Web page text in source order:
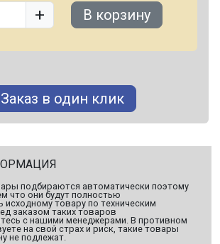
+ В корзину
Заказ в один клик
подбираются автоматически поэтому
что они будут полностью
исходному товару по техническим
заказом таких товаров
с нашими менеджерами. В противном
на свой страх и риск, такие товары
не подлежат.